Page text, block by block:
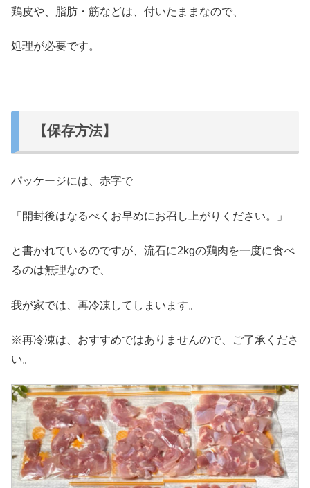
鶏皮や、脂肪・筋などは、付いたままなので、
処理が必要です。
【保存方法】
パッケージには、赤字で
「開封後はなるべくお早めにお召し上がりください。」
と書かれているのですが、流石に2kgの鶏肉を一度に食べ
るのは無理なので、
我が家では、再冷凍してしまいます。
※再冷凍は、おすすめではありませんので、ご了承くださ
い。